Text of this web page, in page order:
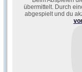
übermittelt. Durch
abgespielt und du